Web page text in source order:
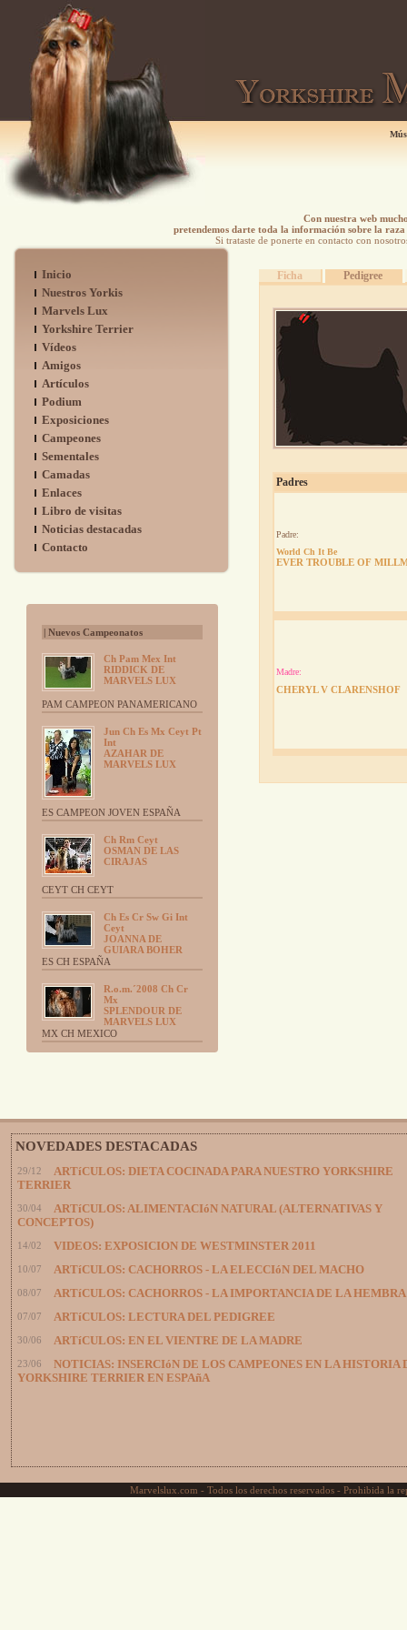
Con nuestra web
pretendemos darte toda la información sobre la
Si trataste de ponerte en contacto con
Inicio
Nuestros Yorkis
Marvels Lux
Yorkshire Terrier
Vídeos
Amigos
Artículos
Podium
Exposiciones
Campeones
Sementales
Camadas
Enlaces
Libro de visitas
Noticias destacadas
Contacto
| Nuevos Campeonatos
Ch Pam Mex Int
RIDDICK DE
MARVELS LUX
PAM CAMPEON PANAMERICANO
Jun Ch Es Mx Ceyt Pt
Int
AZAHAR DE
MARVELS LUX
ES CAMPEON JOVEN ESPAÑA
Ch Rm Ceyt
OSMAN DE LAS
CIRAJAS
CEYT CH CEYT
Ch Es Cr Sw Gi Int
Ceyt
JOANNA DE
GUIARA BOHER
ES CH ESPAÑA
R.o.m.´2008 Ch Cr
Mx
SPLENDOUR DE
MARVELS LUX
MX CH MEXICO
Ficha Pedigree
Padres
Padre:
World Ch It Be
EVER TROUBLE OF
Madre:
CHERYL V CLARENSHOF
NOVEDADES DESTACADAS
29/12
ARTíCULOS: DIETA COCINADA PARA NUESTRO YORKSHIRE
TERRIER
30/04
ARTíCULOS: ALIMENTACIóN NATURAL (ALTERNATIVAS Y
CONCEPTOS)
14/02 VIDEOS: EXPOSICION DE WESTMINSTER 2011
10/07 ARTíCULOS: CACHORROS - LA ELECCIóN DEL MACHO
08/07 ARTíCULOS: CACHORROS - LA IMPORTANCIA DE LA HEMBRA
07/07 ARTíCULOS: LECTURA DEL PEDIGREE
30/06 ARTíCULOS: EN EL VIENTRE DE LA MADRE
23/06
NOTICIAS: INSERCIóN DE LOS CAMPEONES EN LA HISTORIA
YORKSHIRE TERRIER EN ESPAñA
Marvelslux.com - Todos los derechos reservados - Prohibida la